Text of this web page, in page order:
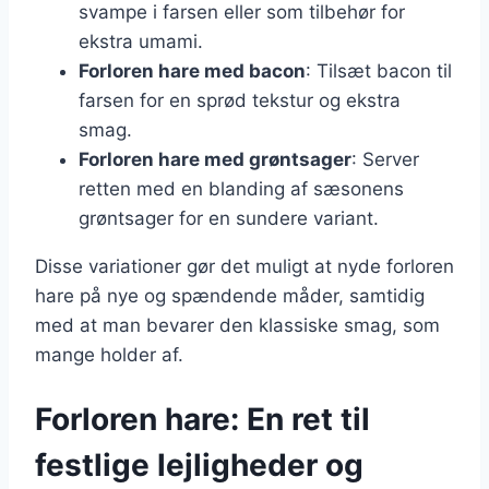
svampe i farsen eller som tilbehør for
ekstra umami.
Forloren hare med bacon: Tilsæt bacon til
farsen for en sprød tekstur og ekstra
smag.
Forloren hare med grøntsager: Server
retten med en blanding af sæsonens
grøntsager for en sundere variant.
Disse variationer gør det muligt at nyde forloren
hare på nye og spændende måder, samtidig
med at man bevarer den klassiske smag, som
mange holder af.
Forloren hare: En ret til
festlige lejligheder og